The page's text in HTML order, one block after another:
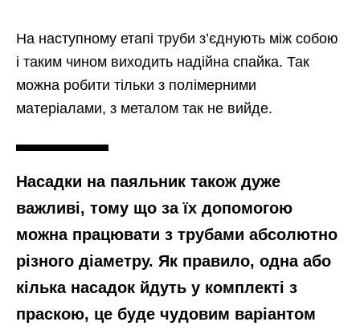
На наступному етапі труби з’єднують між собою
і таким чином виходить надійна спайка. Так
можна робити тільки з полімерними
матеріалами, з металом так не вийде.
Насадки на паяльник також дуже
важливі, тому що за їх допомогою
можна працювати з трубами абсолютно
різного діаметру. Як правило, одна або
кілька насадок йдуть у комплекті з
праскою, це буде чудовим варіантом